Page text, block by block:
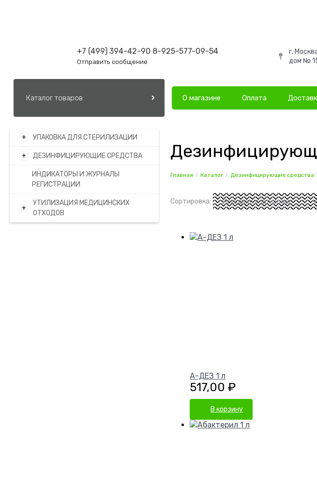
+7 (499) 394-42-90 8-925-577-09-54
Отправить сообщение
г.
дом №
Каталог товаров О магазине Оплата
+ УПАКОВКА ДЛЯ СТЕРИЛИЗАЦИИ
+ ДЕЗИНФИЦИРУЮЩИЕ СРЕДСТВА
ИНДИКАТОРЫ И ЖУРНАЛЫ
РЕГИСТРАЦИИ
+
УТИЛИЗАЦИЯ МЕДИЦИНСКИХ
ОТХОДОВ
Главная Каталог Дезинфицирующие средства
Сортировка:
А-ДЕЗ 1 л
517,00 ₽
В корзину